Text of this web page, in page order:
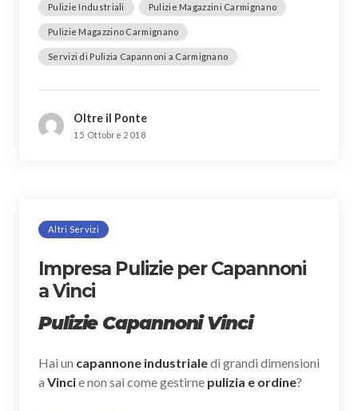
Pulizie Industriali Pulizie Magazzini Carmignano
Pulizie Magazzino Carmignano
Servizi di Pulizia Capannoni a Carmignano
Oltre il Ponte
15 Ottobre 2018
Altri Servizi
Impresa Pulizie per Capannoni
a Vinci
Pulizie Capannoni Vinci
Hai un capannone industrialedi grandi dimensioni
a Vincie non sai come gestirne pulizia e ordine?